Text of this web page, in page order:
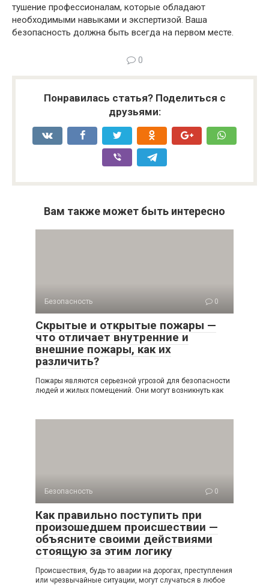
тушение профессионалам, которые обладают
необходимыми навыками и экспертизой. Ваша
безопасность должна быть всегда на первом месте.
0
Понравилась статья? Поделиться с
друзьями:
Вам также может быть интересно
Безопасность 0
Скрытые и открытые пожары —
что отличает внутренние и
внешние пожары, как их
различить?
Пожары являются серьезной угрозой для безопасности
людей и жилых помещений. Они могут возникнуть как
Безопасность 0
Как правильно поступить при
произошедшем происшествии —
объясните своими действиями
стоящую за этим логику
Происшествия, будь то аварии на дорогах, преступления
или чрезвычайные ситуации, могут случаться в любое